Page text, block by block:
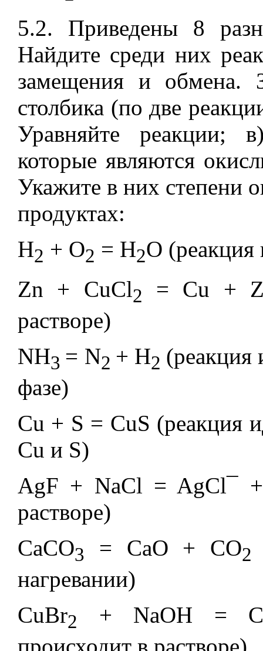
5.2. Приведены 8
Найдите среди них
замещения и обмена.
столбика (по две
Уравняйте реакции;
которые являются
Укажите в них степени
продуктах:
H2 + O2 = H2O (реакция
Zn + CuCl2
= Cu +
растворе)
NH3 = N2 + H2 (реакция
фазе)
Cu + S = CuS (реакция
Cu и S)
AgF + NaCl = AgCl¯
растворе)
CaCO3 = CaO + CO2
нагревании)
CuBr2
+ NaOH =
происходит в растворе)